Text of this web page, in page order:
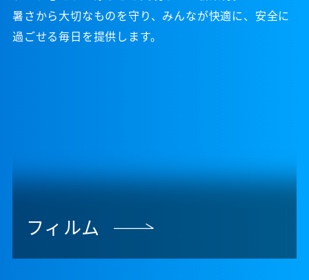
暑さから大切なものを守り、みんなが快適に、安全に
過ごせる毎日を提供します。
フィルム